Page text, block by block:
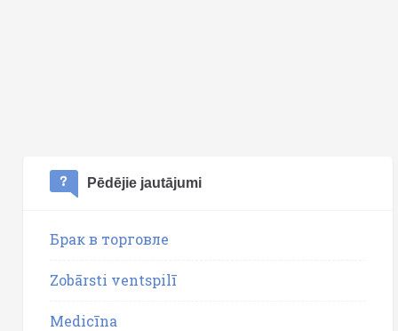
Pēdējie jautājumi
Брак в торговле
Zobārsti ventspilī
Medicīna